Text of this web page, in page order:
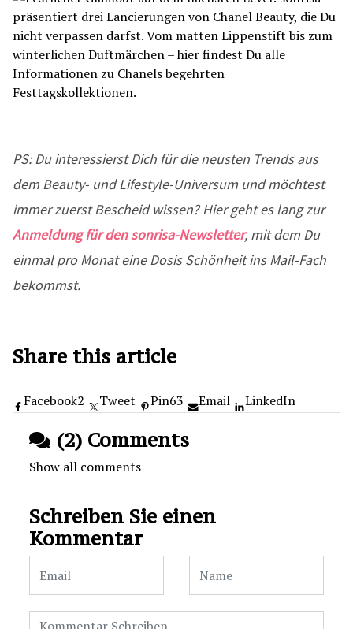
PS: Du interessierst Dich für die neusten Trends aus
dem Beauty- und Lifestyle-Universum und möchtest
immer zuerst Bescheid wissen? Hier geht es lang zur
Anmeldung für den sonrisa-Newsletter, mit dem Du
einmal pro Monat eine Dosis Schönheit ins Mail-Fach
bekommst.
Share this article
Facebook2 Tweet Pin63 Email LinkedIn
(2) Comments
Show all comments
Schreiben Sie einen
Kommentar